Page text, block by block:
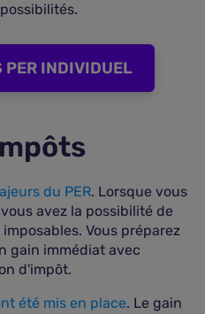
PER INDIVIDUEL
du PER. Lorsque vous
avez la possibilité de
Vous préparez
gain immédiat avec
d'impôt.
été mis en place. Le gain